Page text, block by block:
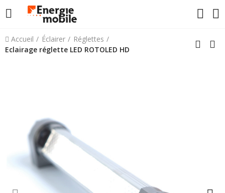
Accueil Éclairer
Réglettes
Eclairage réglette LED ROTOLED HD